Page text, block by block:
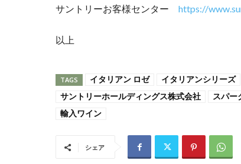
サントリーお客様センター https://
以上
TAGS イタリアン ロゼ イタリアンシリーズ
サントリーホールディングス株式会社
スパー
輸入ワイン
シェア